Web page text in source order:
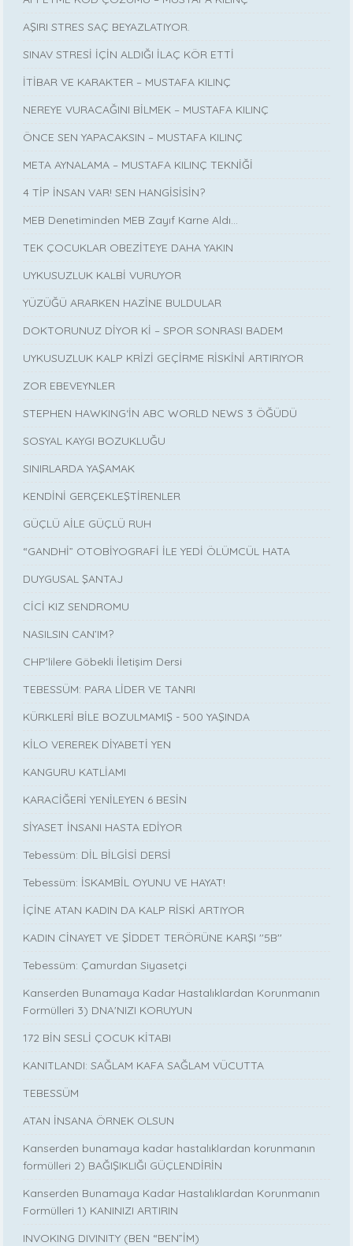
AŞIRI STRES SAÇ BEYAZLATIYOR.
SINAV STRESİ İÇİN ALDIĞI İLAÇ KÖR ETTİ
İTİBAR VE KARAKTER – MUSTAFA KILINÇ
NEREYE VURACAĞINI BİLMEK – MUSTAFA KILINÇ
ÖNCE SEN YAPACAKSIN – MUSTAFA KILINÇ
META AYNALAMA – MUSTAFA KILINÇ TEKNİĞİ
4 TİP İNSAN VAR! SEN HANGİSİSİN?
MEB Denetiminden MEB Zayıf Karne Aldı…
TEK ÇOCUKLAR OBEZİTEYE DAHA YAKIN
UYKUSUZLUK KALBİ VURUYOR
YÜZÜĞÜ ARARKEN HAZİNE BULDULAR
DOKTORUNUZ DİYOR Kİ – SPOR SONRASI BADEM
UYKUSUZLUK KALP KRİZİ GEÇİRME RİSKİNİ ARTIRIYOR
ZOR EBEVEYNLER
STEPHEN HAWKING‘İN ABC WORLD NEWS 3 ÖĞÜDÜ
SOSYAL KAYGI BOZUKLUĞU
SINIRLARDA YAŞAMAK
KENDİNİ GERÇEKLEŞTİRENLER
GÜÇLÜ AİLE GÜÇLÜ RUH
“GANDHİ” OTOBİYOGRAFİ İLE YEDİ ÖLÜMCÜL HATA
DUYGUSAL ŞANTAJ
CİCİ KIZ SENDROMU
NASILSIN CAN’IM?
CHP'lilere Göbekli İletişim Dersi
TEBESSÜM: PARA LİDER VE TANRI
KÜRKLERİ BİLE BOZULMAMIŞ - 500 YAŞINDA
KİLO VEREREK DİYABETİ YEN
KANGURU KATLİAMI
KARACİĞERİ YENİLEYEN 6 BESİN
SİYASET İNSANI HASTA EDİYOR
Tebessüm: DİL BİLGİSİ DERSİ
Tebessüm: İSKAMBİL OYUNU VE HAYAT!
İÇİNE ATAN KADIN DA KALP RİSKİ ARTIYOR
KADIN CİNAYET VE ŞİDDET TERÖRÜNE KARŞI ''5B''
Tebessüm: Çamurdan Siyasetçi
Kanserden Bunamaya Kadar Hastalıklardan Korunmanın
Formülleri 3) DNA'NIZI KORUYUN
172 BİN SESLİ ÇOCUK KİTABI
KANITLANDI: SAĞLAM KAFA SAĞLAM VÜCUTTA
TEBESSÜM
ATAN İNSANA ÖRNEK OLSUN
Kanserden bunamaya kadar hastalıklardan korunmanın
formülleri 2) BAĞIŞIKLIĞI GÜÇLENDİRİN
Kanserden Bunamaya Kadar Hastalıklardan Korunmanın
Formülleri 1) KANINIZI ARTIRIN
INVOKING DIVINITY (BEN “BEN”İM)